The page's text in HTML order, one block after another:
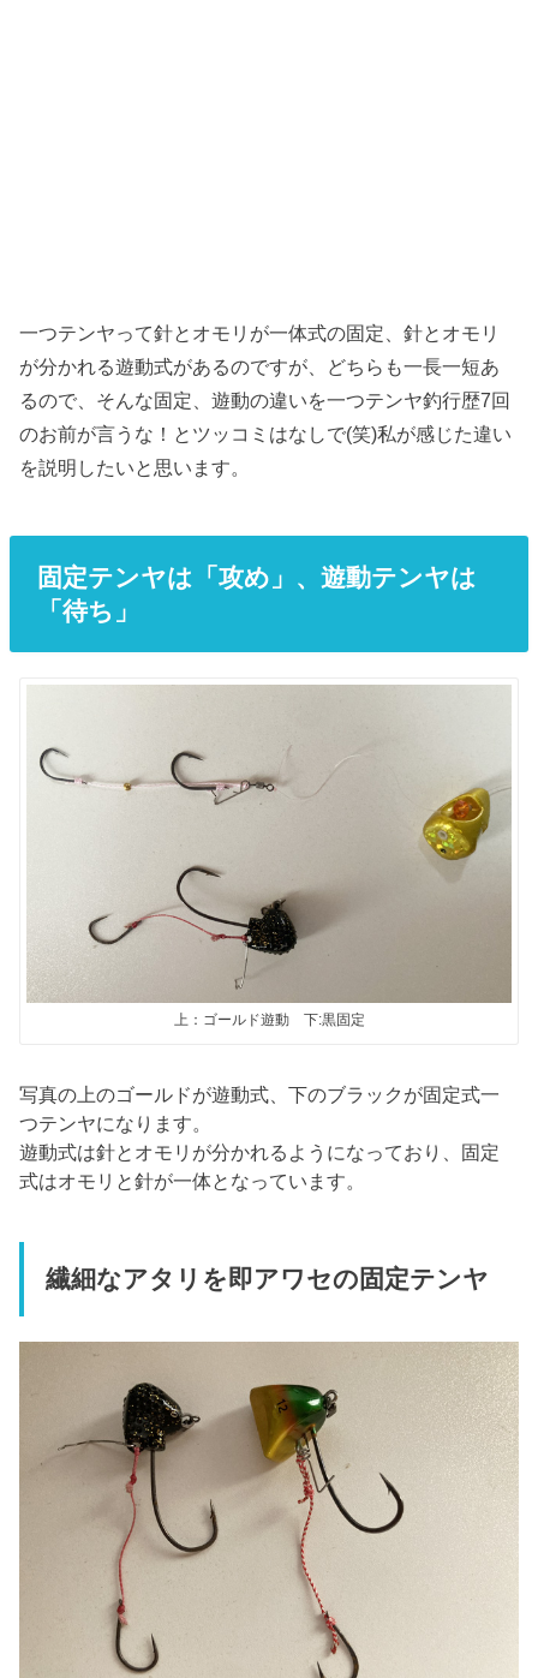
一つテンヤって針とオモリが一体式の固定、針とオモリ
が分かれる遊動式があるのですが、どちらも一長一短あ
るので、そんな固定、遊動の違いを一つテンヤ釣行歴7回
のお前が言うな！とツッコミはなしで(笑)私が感じた違い
を説明したいと思います。
固定テンヤは「攻め」、遊動テンヤは
「待ち」
上：ゴールド遊動 下:黒固定
写真の上のゴールドが遊動式、下のブラックが固定式一
つテンヤになります。
遊動式は針とオモリが分かれるようになっており、固定
式はオモリと針が一体となっています。
繊細なアタリを即アワセの固定テンヤ